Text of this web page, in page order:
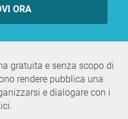
ORA
gratuita e senza scopo di
rendere pubblica una
e dialogare con i